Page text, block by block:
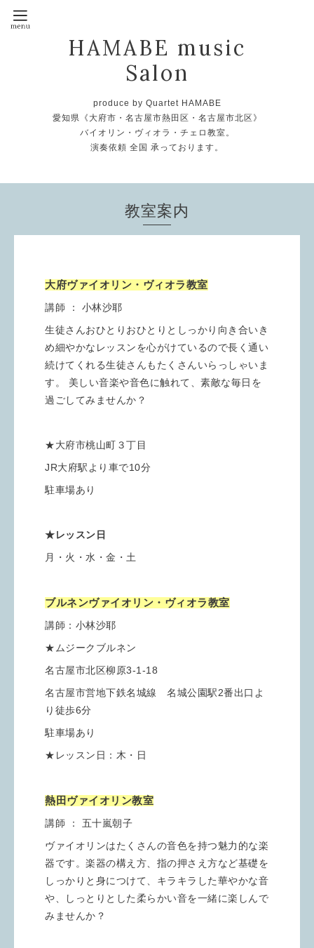
HAMABE music
Salon
produce by Quartet HAMABE
愛知県《大府市・名古屋市熱田区・名古屋市北区》
バイオリン・ヴィオラ・チェロ教室。
演奏依頼 全国 承っております。
教室案内
大府ヴァイオリン・ヴィオラ教室
講師 ： 小林沙耶
生徒さんおひとりおひとりとしっかり向き合いき
め細やかなレッスンを心がけているので長く通い
続けてくれる生徒さんもたくさんいらっしゃいま
す。 美しい音楽や音色に触れて、素敵な毎日を
過ごしてみませんか？
★大府市桃山町３丁目
JR大府駅より車で10分
駐車場あり
★レッスン日
月・火・水・金・土
ブルネンヴァイオリン・ヴィオラ教室
講師：小林沙耶
★ムジークブルネン
名古屋市北区柳原3-1-18
名古屋市営地下鉄名城線 名城公園駅2番出口よ
り徒歩6分
駐車場あり
★レッスン日：木・日
熱田ヴァイオリン教室
講師 ： 五十嵐朝子
ヴァイオリンはたくさんの音色を持つ魅力的な楽
器です。楽器の構え方、指の押さえ方など基礎を
しっかりと身につけて、キラキラした華やかな音
や、しっとりとした柔らかい音を一緒に楽しんで
みませんか？